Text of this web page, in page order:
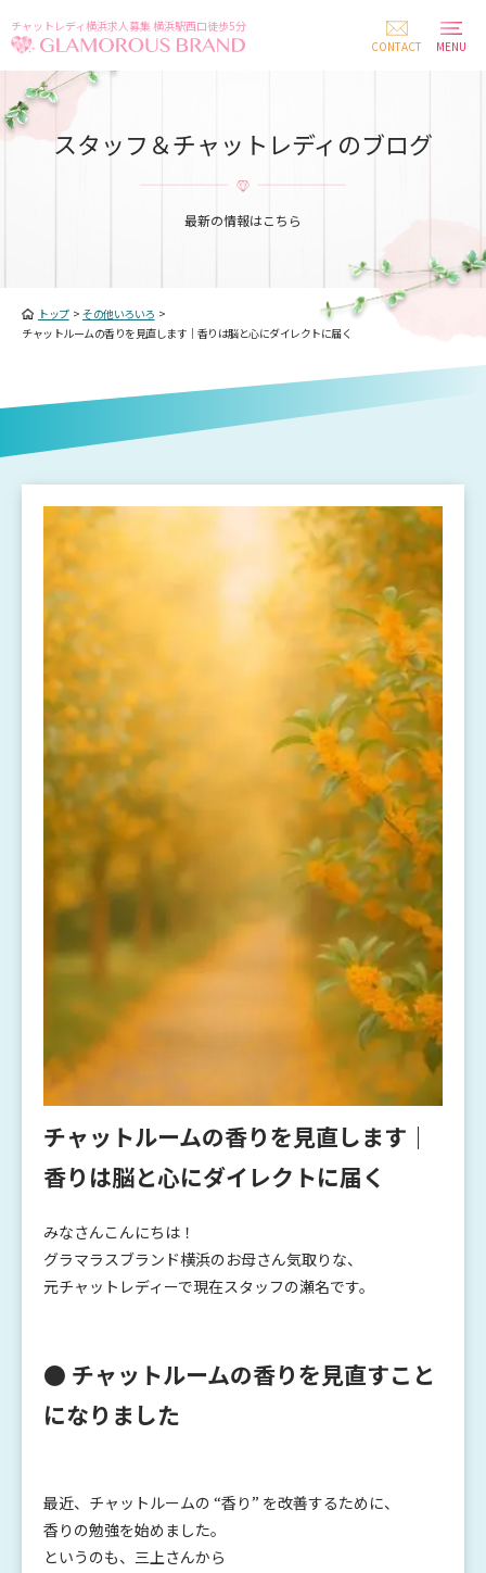
チャットレディ横浜求人募集 横浜駅西口徒歩5分
CONTACT
MENU
スタッフ＆チャットレディのブログ
最新の情報はこちら
トップ> その他いろいろ >
チャットルームの香りを見直します｜香りは脳と心にダイレクトに届く
チャットルームの香りを見直します｜
香りは脳と心にダイレクトに届く
みなさんこんにちは！
グラマラスブランド横浜のお母さん気取りな、
元チャットレディーで現在スタッフの瀬名です。
● チャットルームの香りを見直すこと
になりました
最近、チャットルームの “香り” を改善するために、
香りの勉強を始めました。
というのも、三上さんから